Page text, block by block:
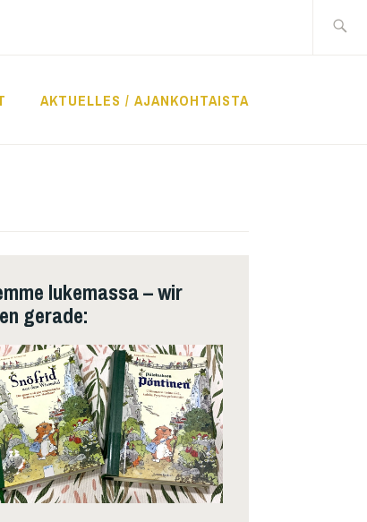
nach:
AKTUELLES / AJANKOHTAISTA
lukemassa – wir
gerade: